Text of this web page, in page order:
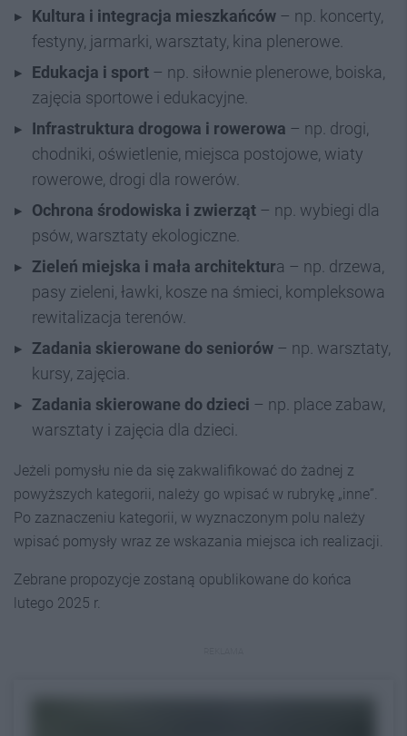
Kultura i integracja mieszkańców – np. koncerty,
festyny, jarmarki, warsztaty, kina plenerowe.
Edukacja i sport – np. siłownie plenerowe, boiska,
zajęcia sportowe i edukacyjne.
Infrastruktura drogowa i rowerowa – np. drogi,
chodniki, oświetlenie, miejsca postojowe, wiaty
rowerowe, drogi dla rowerów.
Ochrona środowiska i zwierząt – np. wybiegi dla
psów, warsztaty ekologiczne.
Zieleń miejska i mała architektura – np. drzewa,
pasy zieleni, ławki, kosze na śmieci, kompleksowa
rewitalizacja terenów.
Zadania skierowane do seniorów – np. warsztaty,
kursy, zajęcia.
Zadania skierowane do dzieci – np. place zabaw,
warsztaty i zajęcia dla dzieci.
Jeżeli pomysłu nie da się zakwalifikować do żadnej z
powyższych kategorii, należy go wpisać w rubrykę „inne”.
Po zaznaczeniu kategorii, w wyznaczonym polu należy
wpisać pomysły wraz ze wskazania miejsca ich realizacji.
Zebrane propozycje zostaną opublikowane do końca
lutego 2025 r.